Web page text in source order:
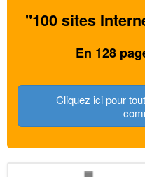
"100 sites
En 128
Cliquez ici pour